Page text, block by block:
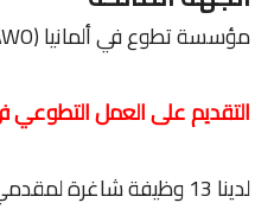
مؤسسة تطوع في ألمانيا (AWO)
التقديم على العمل التطوعي
لدينا 13 وظيفة شاغرة